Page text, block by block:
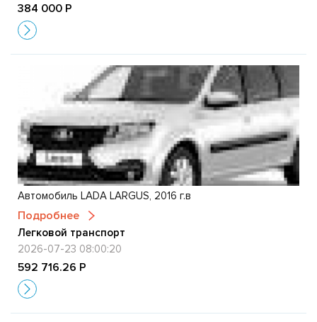
384 000 Р
Автомобиль LАDА LАRGUS, 2016 г.в
Подробнее
Легковой транспорт
2026-07-23 08:00:20
592 716.26 Р